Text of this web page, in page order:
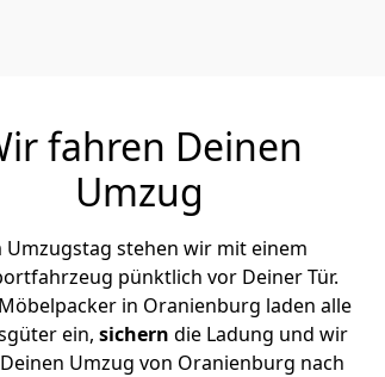
fahren Deinen
Umzug
Umzugstag stehen wir mit einem
pünktlich vor Deiner Tür.
in Oranienburg laden alle
ein, sichern die Ladung und wir
Umzug von Oranienburg nach